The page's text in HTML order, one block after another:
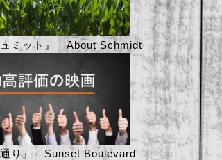
ュミット』 About Schmidt
通り』 Sunset Boulevard